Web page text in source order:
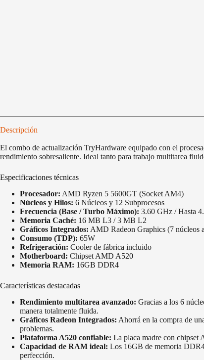
Descripción
El combo de actualización TryHardware equipado con el
rendimiento sobresaliente. Ideal tanto para trabajo multitarea
Especificaciones técnicas
Procesador: AMD Ryzen 5 5600GT (Socket AM4)
Núcleos y Hilos: 6 Núcleos y 12 Subprocesos
Frecuencia (Base / Turbo Máximo): 3.60 GHz / Hasta
Memoria Caché: 16 MB L3 / 3 MB L2
Gráficos Integrados: AMD Radeon Graphics (7 núcleos
Consumo (TDP): 65W
Refrigeración: Cooler de fábrica incluido
Motherboard: Chipset AMD A520
Memoria RAM: 16GB DDR4
Características destacadas
Rendimiento multitarea avanzado: Gracias a los 6
manera totalmente fluida.
Gráficos Radeon Integrados: Ahorrá en la compra de
problemas.
Plataforma A520 confiable: La placa madre con chipset
Capacidad de RAM ideal: Los 16GB de memoria
perfección.